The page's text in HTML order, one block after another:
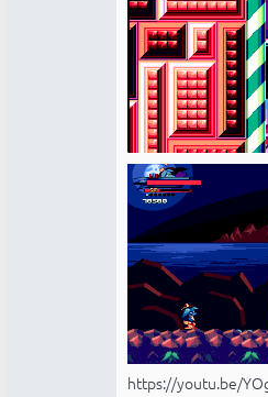
https://youtu.be/